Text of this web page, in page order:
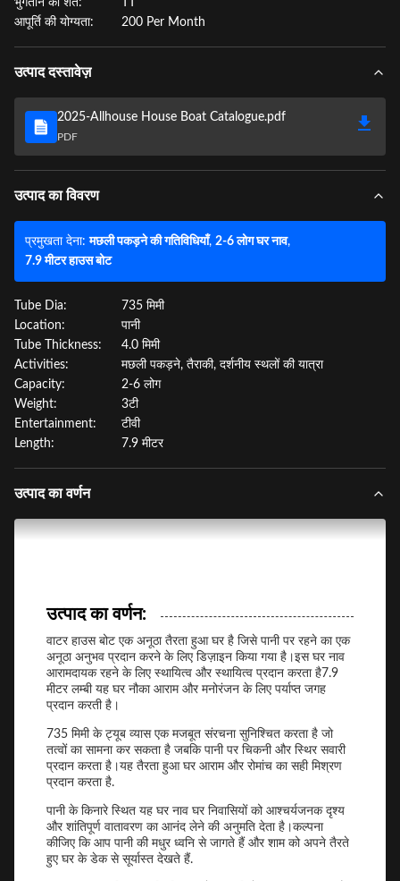
भुगतान की शर्तें:
आपूर्ति की योग्यता:
200 Per Month
उत्पाद दस्तावेज़
2025-Allhouse House Boat Catalogue.pdf
PDF
उत्पाद का विवरण
प्रमुखता देना: मछली पकड़ने की गतिविधियाँ, 2-6 लोग घर नाव,
7.9 मीटर हाउस बोट
Tube Dia:
735 मिमी
Location:
पानी
Tube Thickness:
4.0 मिमी
Activities:
मछली पकड़ने, तैराकी, दर्शनीय स्थलों की यात्रा
Capacity:
2-6 लोग
Weight:
3टी
Entertainment:
टीवी
Length:
7.9 मीटर
उत्पाद का वर्णन
उत्पाद का वर्णन:
वाटर हाउस बोट एक अनूठा तैरता हुआ घर है जिसे पानी पर रहने का एक
अनूठा अनुभव प्रदान करने के लिए डिज़ाइन किया गया है।इस घर नाव
आरामदायक रहने के लिए स्थायित्व और स्थायित्व प्रदान करता है7.9
मीटर लम्बी यह घर नौका आराम और मनोरंजन के लिए पर्याप्त जगह
प्रदान करती है।
735 मिमी के ट्यूब व्यास एक मजबूत संरचना सुनिश्चित करता है जो
तत्वों का सामना कर सकता है जबकि पानी पर चिकनी और स्थिर सवारी
प्रदान करता है।यह तैरता हुआ घर आराम और रोमांच का सही मिश्रण
प्रदान करता है.
पानी के किनारे स्थित यह घर नाव घर निवासियों को आश्चर्यजनक दृश्य
और शांतिपूर्ण वातावरण का आनंद लेने की अनुमति देता है।कल्पना
कीजिए कि आप पानी की मधुर ध्वनि से जागते हैं और शाम को अपने तैरते
हुए घर के डेक से सूर्यास्त देखते हैं.